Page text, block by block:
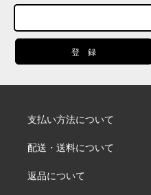
支払い方法について
配送・送料について
返品について